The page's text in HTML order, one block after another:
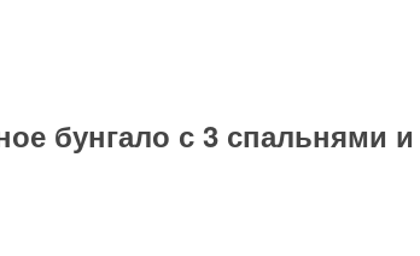
бунгало с 3 спальнями